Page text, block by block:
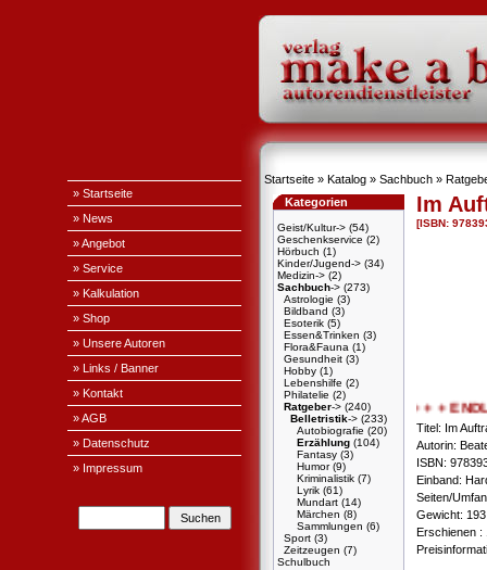
» Startseite
» News
» Angebot
» Service
» Kalkulation
» Shop
» Unsere Autoren
» Links / Banner
» Kontakt
» AGB
» Datenschutz
» Impressum
Startseite » Katalog » Sachbuch »
Kategorien
Geist/Kultur-> (54)
Geschenkservice (2)
Hörbuch (1)
Kinder/Jugend-> (34)
Medizin-> (2)
Sachbuch-> (273)
Astrologie (3)
Bildband (3)
Esoterik (5)
Essen&Trinken (3)
Flora&Fauna (1)
Gesundheit (3)
Hobby (1)
Lebenshilfe (2)
Philatelie (2)
Ratgeber-> (240)
Belletristik-> (233)
Autobiografie (20)
Erzählung (104)
Fantasy (3)
Humor(9)
Kriminalistik (7)
Lyrik (61)
Mundart (14)
Märchen (8)
Sammlungen (6)
Sport (3)
Zeitzeugen (7)
Schulbuch
Im
[ISBN:
+ + +
Titel: Im
Autorin:
ISBN:
Einband:
Seiten/
Gewicht:
Erschienen :